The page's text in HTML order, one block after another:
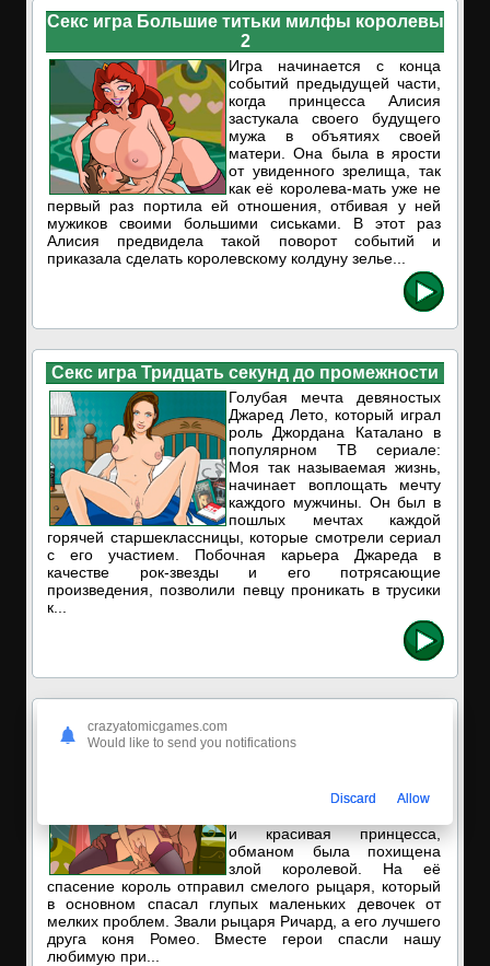
Секс игра Большие титьки милфы королевы
2
Игра начинается с конца
событий предыдущей части,
когда принцесса Алисия
застукала своего будущего
мужа в объятиях своей
матери. Она была в ярости
от увиденного зрелища, так
как её королева-мать уже не
первый раз портила ей отношения, отбивая у ней
мужиков своими большими сиськами. В этот раз
Алисия предвидела такой поворот событий и
приказала сделать королевскому колдуну зелье...
Секс игра Тридцать секунд до промежности
Голубая мечта девяностых
Джаред Лето, который играл
роль Джордана Каталано в
популярном ТВ сериале:
Моя так называемая жизнь,
начинает воплощать мечту
каждого мужчины. Он был в
пошлых мечтах каждой
горячей старшеклассницы, которые смотрели сериал
с его участием. Побочная карьера Джареда в
качестве рок-звезды и его потрясающие
произведения, позволили певцу проникать в трусики
к...
Секс игра Большие титьки милфы королевы
Давным-давно в далёком
красивая принцесса.
и красивая принцесса,
обманом была похищена
злой королевой. На её
спасение король отправил смелого рыцаря, который
в основном спасал глупых маленьких девочек от
мелких проблем. Звали рыцаря Ричард, а его лучшего
друга коня Ромео. Вместе герои спасли нашу
любимую при...
crazyatomicgames.com
Would like to send you notifications
Discard Allow